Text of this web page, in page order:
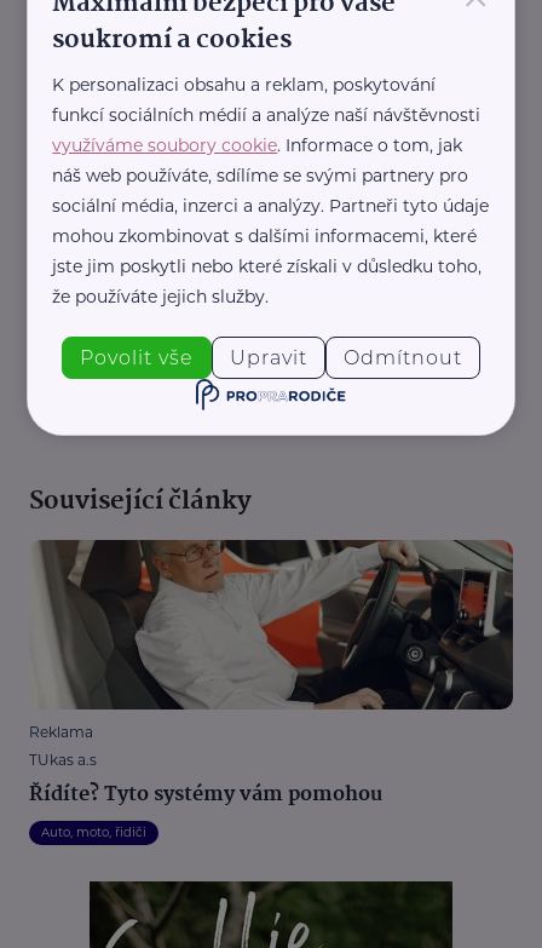
REKLAMA
Související články
Reklama
TUkas a.s
Řídíte? Tyto systémy vám pomohou
Auto, moto, řidiči
soukromí a cookies
K personalizaci obsahu a reklam, poskytování
funkcí sociálních médií a analýze naší návštěvnosti
využíváme soubory cookie. Informace o tom, jak
náš web používáte, sdílíme se svými partnery pro
sociální média, inzerci a analýzy. Partneři tyto údaje
mohou zkombinovat s dalšími informacemi, které
jste jim poskytli nebo které získali v důsledku toho,
že používáte jejich služby.
Povolit vše Upravit Odmítnout